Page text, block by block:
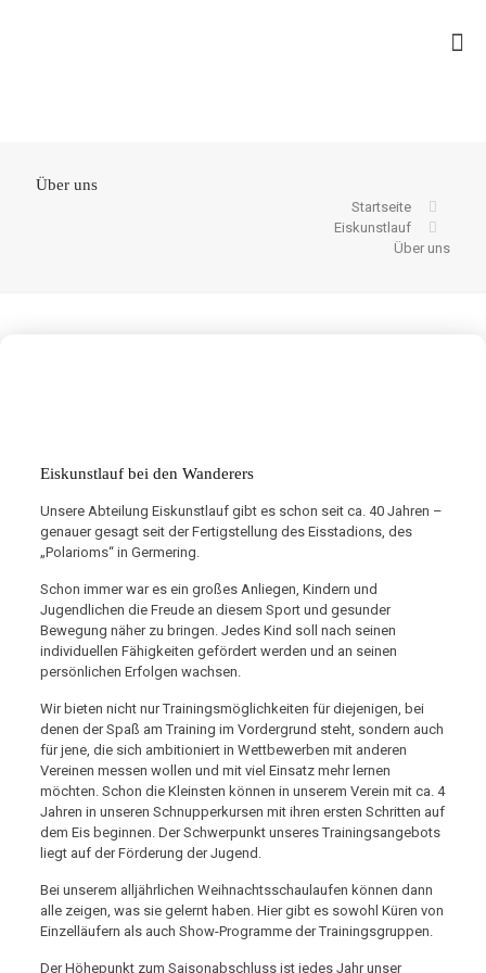
Über uns
Startseite
Eiskunstlauf
Über uns
Eiskunstlauf bei den Wanderers
Unsere Abteilung Eiskunstlauf gibt es schon seit ca. 40 Jahren –
genauer gesagt seit der Fertigstellung des Eisstadions, des
„Polarioms“ in Germering.
Schon immer war es ein großes Anliegen, Kindern und
Jugendlichen die Freude an diesem Sport und gesunder
Bewegung näher zu bringen. Jedes Kind soll nach seinen
individuellen Fähigkeiten gefördert werden und an seinen
persönlichen Erfolgen wachsen.
Wir bieten nicht nur Trainingsmöglichkeiten für diejenigen, bei
denen der Spaß am Training im Vordergrund steht, sondern auch
für jene, die sich ambitioniert in Wettbewerben mit anderen
Vereinen messen wollen und mit viel Einsatz mehr lernen
möchten. Schon die Kleinsten können in unserem Verein mit ca. 4
Jahren in unseren Schnupperkursen mit ihren ersten Schritten auf
dem Eis beginnen. Der Schwerpunkt unseres Trainingsangebots
liegt auf der Förderung der Jugend.
Bei unserem alljährlichen Weihnachtsschaulaufen können dann
alle zeigen, was sie gelernt haben. Hier gibt es sowohl Küren von
Einzelläufern als auch Show-Programme der Trainingsgruppen.
Der Höhepunkt zum Saisonabschluss ist jedes Jahr unser